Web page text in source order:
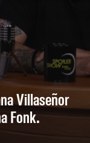
Villaseñor
Fonk.